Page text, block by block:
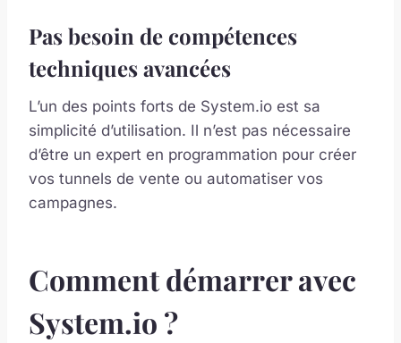
Pas besoin de compétences
techniques avancées
L’un des points forts de System.io est sa
simplicité d’utilisation. Il n’est pas nécessaire
d’être un expert en programmation pour créer
vos tunnels de vente ou automatiser vos
campagnes.
Comment démarrer avec
System.io ?